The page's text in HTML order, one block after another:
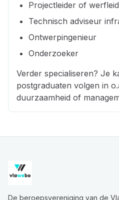
Projectleider of
Technisch adviseur
Ontwerpingenieur
Onderzoeker
Verder specialiseren? Je
postgraduaten volgen in
duurzaamheid of
De beroepsvereniging van de